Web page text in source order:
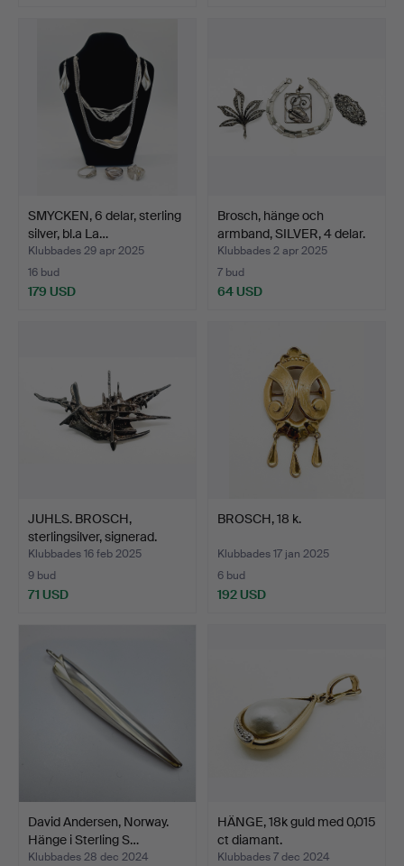
SMYCKEN, 6 delar, sterling
silver, bl.a La…
Klubbades 29 apr 2025
16 bud
179 USD
Brosch, hänge och
armband, SILVER, 4 delar.
Klubbades 2 apr 2025
7 bud
64 USD
JUHLS. BROSCH,
sterlingsilver, signerad.
Klubbades 16 feb 2025
9 bud
71 USD
BROSCH, 18 k.
Klubbades 17 jan 2025
6 bud
192 USD
David Andersen, Norway.
Hänge i Sterling S…
Klubbades 28 dec 2024
HÄNGE, 18k guld med 0,015
ct diamant.
Klubbades 7 dec 2024